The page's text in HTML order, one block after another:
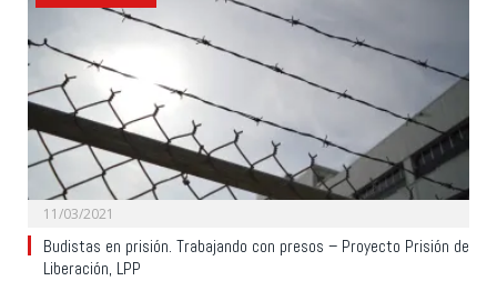
11/03/2021
Budistas en prisión. Trabajando con presos – Proyecto Prisión de
Liberación, LPP